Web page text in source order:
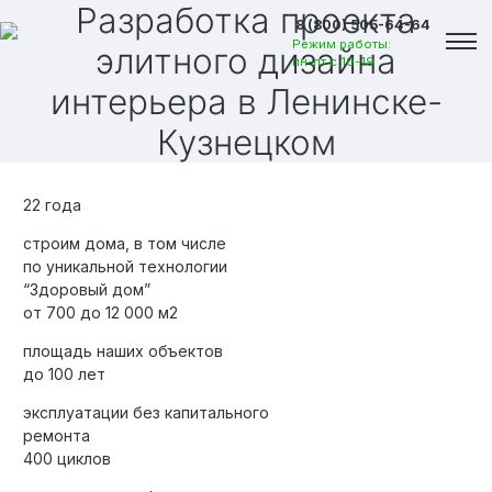
8 (800) 505-64-64
Режим работы:
пн-пт с 10-19
Вакансии
Разработка проекта
элитного дизайна
интерьера в Ленинске-
Кузнецком
22 года
строим дома, в том числе
по уникальной технологии
“Здоровый дом”
от 700 до 12 000 м2
площадь наших объектов
до 100 лет
эксплуатации без капитального
ремонта
400 циклов